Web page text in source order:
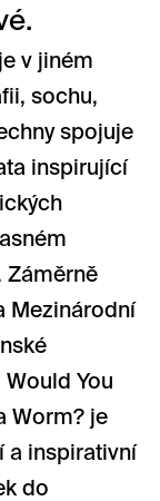
v jiném
sochu,
spojuje
inspirující
Záměrně
Mezinárodní
Would You
Worm? je
a inspirativní
do